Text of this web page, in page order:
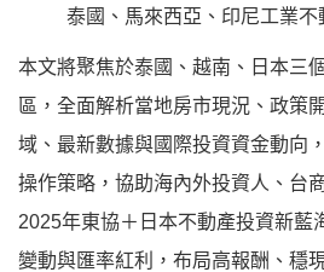
泰國、馬來西亞、印尼工業不
本文將聚焦於泰國、越南、日本三
區，全面解析當地房市現況、政策
域、最新數據與國際投資資金動向
操作策略，協助海內外投資人、台
2025年東協＋日本不動產投資新藍
變動與匯率紅利，布局高報酬、穩